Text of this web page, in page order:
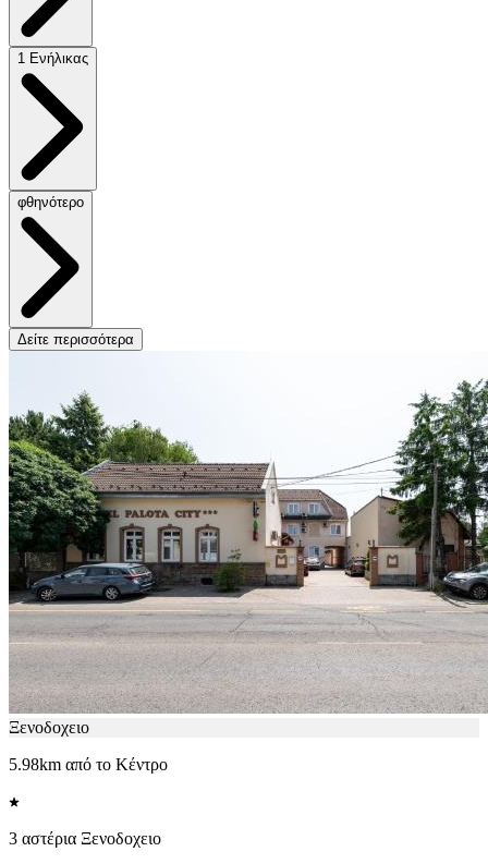
1 Ενήλικας
φθηνότερο
Δείτε περισσότερα
Ξενοδοχειο
5.98km από το Κέντρο
3 αστέρια Ξενοδοχειο